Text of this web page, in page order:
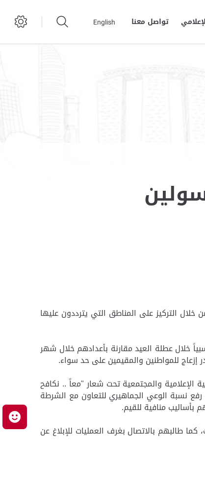
تواصل معنا English
التركيز على المناطق التي يترددون عليها
خلال عطلة العيد مقارنة بأعدادهم خلال شهر
للمواطنين والمقيمين على حد سواء.
الإعلامية والمجتمعية تحت شعار "معاً .. نكافح
نسبة الوعي الجماهيري للتعاون مع الشرطة
منافية للقيم.
طالبهم بالاتصال بغرف العمليات للإبلاغ عن